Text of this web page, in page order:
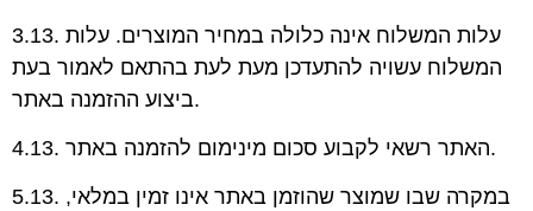
3.13. עלות המשלוח אינה כלולה במחיר המוצרים. עלות
המשלוח עשויה להתעדכן מעת לעת בהתאם לאמור בעת
ביצוע ההזמנה באתר.
4.13. האתר רשאי לקבוע סכום מינימום להזמנה באתר.
5.13. במקרה שבו שמוצר שהוזמן באתר אינו זמין במלאי,